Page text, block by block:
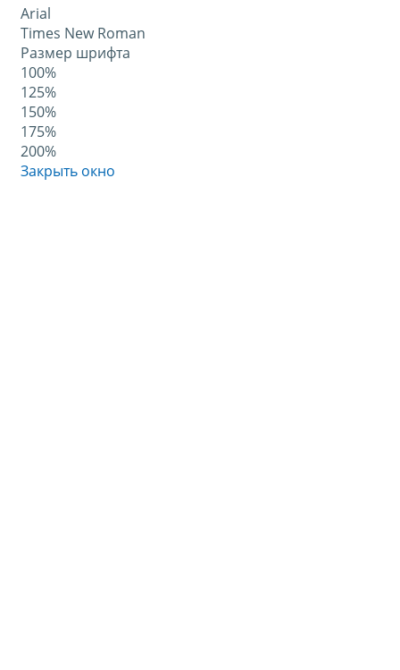
Arial
Times New Roman
Размер шрифта
100%
125%
150%
175%
200%
Закрыть окно